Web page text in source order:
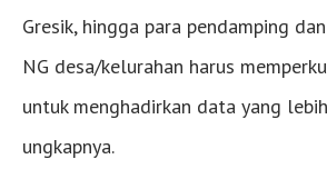
Gresik, hingga para pendamping
NG desa/kelurahan harus
untuk menghadirkan data yang
ungkapnya.